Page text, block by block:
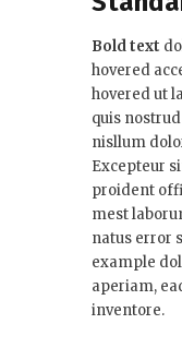
Bold text
hovered
hovered ut
quis
nisllum
Excepteur
proident
mest
natus error
example
aperiam,
inventore.